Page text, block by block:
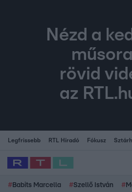
Nézd a
rövid
az
Legfrissebb RTL Híradó Fókusz
# Babits Marcella #Szellő István #